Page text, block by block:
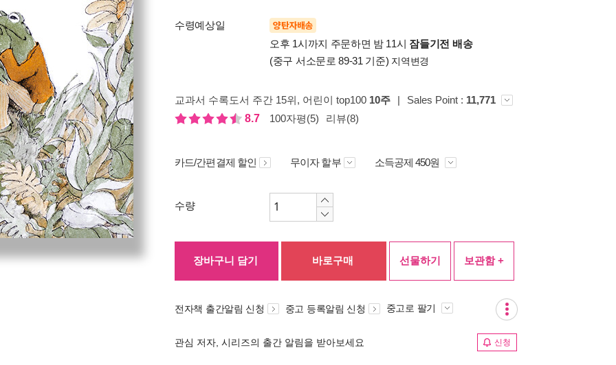
수령예상일 양탄자배송
오후 1시까지 주문하면 밤 11시 잠들기전 배송
(중구 서소문로 89-31 기준) 지역변경
교과서 수록도서 주간 15위, 어린이 top100 10주 | Sales Point : 11,771
8.7
100자평(5) 리뷰(8)
카드/간편결제 할인 무이자 할부 소득공제 450원
수량
장바구니 담기 바로구매 선물하기 보관함 +
전자책 출간알림 신청 중고 등록알림 신청 중고로 팔기
관심 저자, 시리즈의 출간 알림을 받아보세요 신청